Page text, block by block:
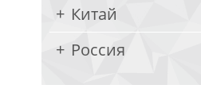
Китай
Россия